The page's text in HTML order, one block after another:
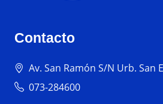
Contacto
Av. San Ramón S/N Urb. San
073-284600